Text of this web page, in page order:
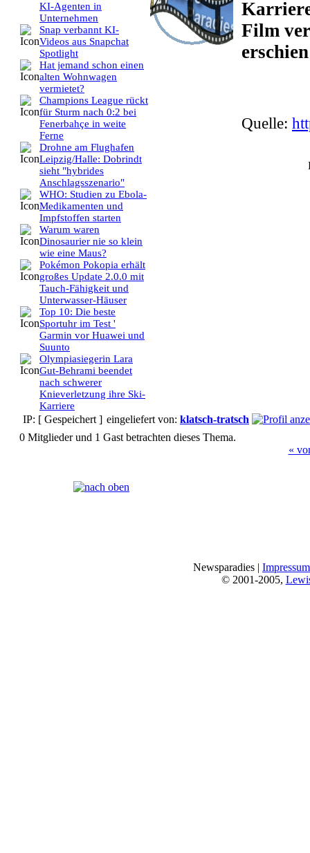
KI-Agenten in
Unternehmen
Snap verbannt KI-
Videos aus Snapchat
Spotlight
Hat jemand schon einen
alten Wohnwagen
vermietet?
Champions League rückt
für Sturm nach 0:2 bei
Fenerbahçe in weite
Ferne
Drohne am Flughafen
Leipzig/Halle: Dobrindt
sieht "hybrides
Anschlagsszenario"
WHO: Studien zu Ebola-
Medikamenten und
Impfstoffen starten
Warum waren
Dinosaurier nie so klein
wie eine Maus?
Pokémon Pokopia erhält
großes Update 2.0.0 mit
Tauch-Fähigkeit und
Unterwasser-Häuser
Top 10: Die beste
Sportuhr im Test '
Garmin vor Huawei und
Suunto
Olympiasiegerin Lara
Gut-Behrami beendet
nach schwerer
Knieverletzung ihre Ski-
Karriere
Film
Quelle:
IP: [ Gespeichert ] eingeliefert von: klatsch-tratsch
0 Mitglieder und 1 Gast betrachten dieses Thema.
«
Newsparadies | Impressum
© 2001-2005,